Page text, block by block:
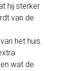
hij sterker
van de
het huis.
wat de